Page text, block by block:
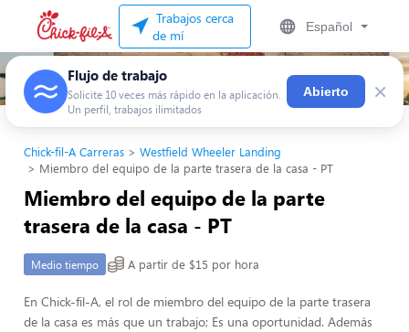
Trabajos cerca
de mí
Español
Flujo de trabajo
Solicite 10 veces más rápido en la aplicación.
Un perfil, trabajos ilimitados
Abierto ×
Chick-fil-A Carreras
Westfield Wheeler Landing
Miembro del equipo de la parte trasera de la casa - PT
Miembro del equipo de la parte
trasera de la casa - PT
Medio tiempo A partir de $15 por hora
En Chick-fil-A, el rol de miembro del equipo de la parte trasera
de la casa es más que un trabajo; Es una oportunidad. Además